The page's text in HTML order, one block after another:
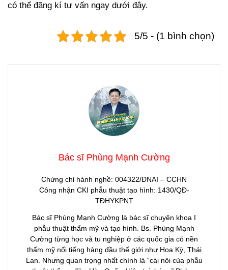
có thể đăng kí tư vấn ngay dưới đây.
5/5 - (1 bình chọn)
Bác sĩ Phùng Mạnh Cường
Chứng chỉ hành nghề: 004322/ĐNAI – CCHN
Công nhận CKI phẫu thuật tạo hình: 1430/QĐ-
TĐHYKPNT
Bác sĩ Phùng Mạnh Cường là bác sĩ chuyên khoa I
phẫu thuật thẩm mỹ và tạo hình. Bs. Phùng Mạnh
Cường từng học và tu nghiệp ở các quốc gia có nền
thẩm mỹ nổi tiếng hàng đầu thế giới như Hoa Kỳ, Thái
Lan. Nhưng quan trọng nhất chính là “cái nôi của phẫu